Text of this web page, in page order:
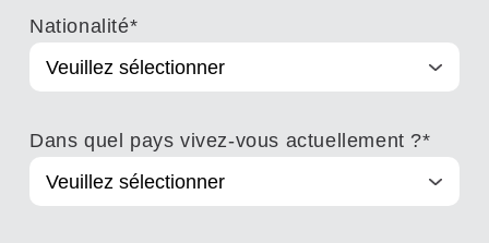
Nationalité*
Dans quel pays vivez-vous actuellement ?*